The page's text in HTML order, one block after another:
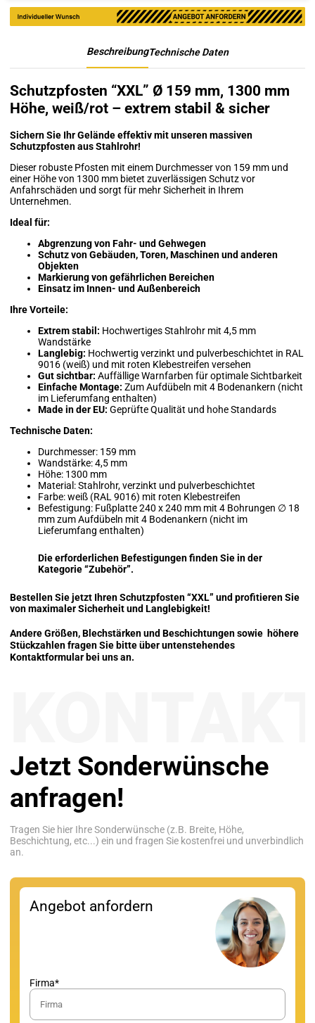
BeschreibungTechnische Daten
Schutzpfosten “XXL” Ø 159 mm, 1300 mm
Höhe, weiß/rot – extrem stabil & sicher
Sichern Sie Ihr Gelände effektiv mit unseren massiven
Schutzpfosten aus Stahlrohr!
Dieser robuste Pfosten mit einem Durchmesser von 159 mm und
einer Höhe von 1300 mm bietet zuverlässigen Schutz vor
Anfahrschäden und sorgt für mehr Sicherheit in Ihrem
Unternehmen.
Ideal für:
Abgrenzung von Fahr- und Gehwegen
Schutz von Gebäuden, Toren, Maschinen und anderen
Objekten
Markierung von gefährlichen Bereichen
Einsatz im Innen- und Außenbereich
Ihre Vorteile:
Extrem stabil: Hochwertiges Stahlrohr mit 4,5 mm
Wandstärke
Langlebig: Hochwertig verzinkt und pulverbeschichtet in RAL
9016 (weiß) und mit roten Klebestreifen versehen
Gut sichtbar: Auffällige Warnfarben für optimale Sichtbarkeit
Einfache Montage: Zum Aufdübeln mit 4 Bodenankern (nicht
im Lieferumfang enthalten)
Made in der EU: Geprüfte Qualität und hohe Standards
Technische Daten:
Durchmesser: 159 mm
Wandstärke: 4,5 mm
Höhe: 1300 mm
Material: Stahlrohr, verzinkt und pulverbeschichtet
Farbe: weiß (RAL 9016) mit roten Klebestreifen
Befestigung: Fußplatte 240 x 240 mm mit 4 Bohrungen ∅ 18
mm zum Aufdübeln mit 4 Bodenankern (nicht im
Lieferumfang enthalten)
Die erforderlichen Befestigungen finden Sie in der
Kategorie “Zubehör”.
Bestellen Sie jetzt Ihren Schutzpfosten “XXL” und profitieren Sie
von maximaler Sicherheit und Langlebigkeit!
Andere Größen, Blechstärken und Beschichtungen sowie höhere
Stückzahlen fragen Sie bitte über untenstehendes
Kontaktformular bei uns an.
Jetzt Sonderwünsche
anfragen!
Tragen Sie hier Ihre Sonderwünsche (z.B. Breite, Höhe,
Beschichtung, etc...) ein und fragen Sie kostenfrei und unverbindlich
an.
Angebot anfordern
Firma*